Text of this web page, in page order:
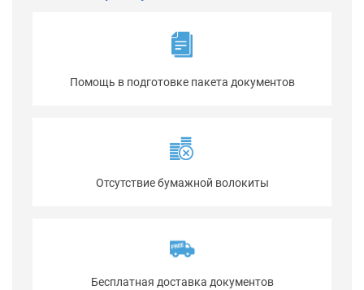
Помощь в подготовке пакета документов
Отсутствие бумажной волокиты
Бесплатная доставка документов